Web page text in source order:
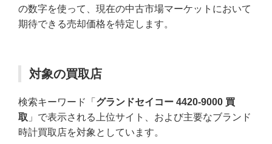
の数字を使って、現在の中古市場マーケットにおいて
期待できる売却価格を特定します。
対象の買取店
検索キーワード「 グランドセイコー 4420-9000 買
取 」で表示される上位サイト、および主要なブランド
時計買取店を対象としています。